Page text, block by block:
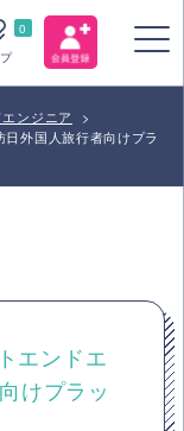
0
ンジニア
>
外国人旅行者向けプラ
エンドエ
けプラッ